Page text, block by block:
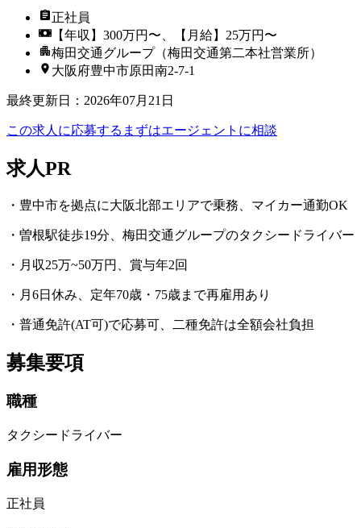
正社員
【年収】300万円〜、【月給】25万円〜
梅田交通グループ（梅田交通第二本社営業所）
大阪府豊中市原田南2-7-1
最終更新日 ： 2026年07月21日
この求人に応募する まずはエージェントに相談
求人PR
・豊中市を拠点に大阪北部エリアで乗務、マイカー通勤OK
・曽根駅徒歩19分、梅田交通グループのタクシードライバー
・月収25万~50万円、賞与年2回
・月6日休み、定年70歳・75歳まで再雇用あり
・普通免許(AT可)で応募可、二種免許は全額会社負担
募集要項
職種
タクシードライバー
雇用形態
正社員